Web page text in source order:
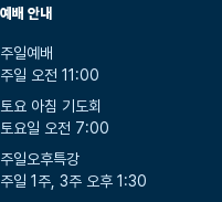
예배 안내
주일예배
주일 오전 11:00
토요 아침 기도회
토요일 오전 7:00
주일오후특강
주일 1주, 3주 오후 1:30